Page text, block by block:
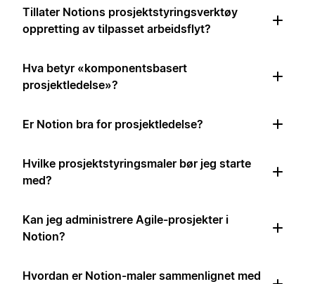
Tillater Notions prosjektstyringsverktøy
oppretting av tilpasset arbeidsflyt?
Hva betyr «komponentsbasert
prosjektledelse»?
Er Notion bra for prosjektledelse?
Hvilke prosjektstyringsmaler bør jeg starte
med?
Kan jeg administrere Agile-prosjekter i
Notion?
Hvordan er Notion-maler sammenlignet med